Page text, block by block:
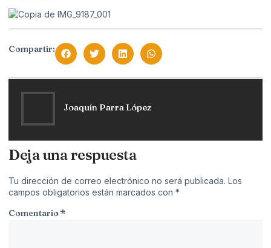
Compartir:
Joaquín Parra López
Deja una respuesta
Tu dirección de correo electrónico no será publicada. Los
campos obligatorios están marcados con *
Comentario*